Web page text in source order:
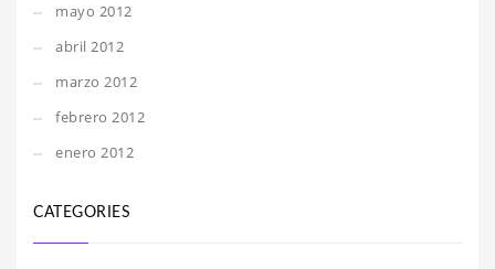
mayo 2012
abril 2012
marzo 2012
febrero 2012
enero 2012
CATEGORIES